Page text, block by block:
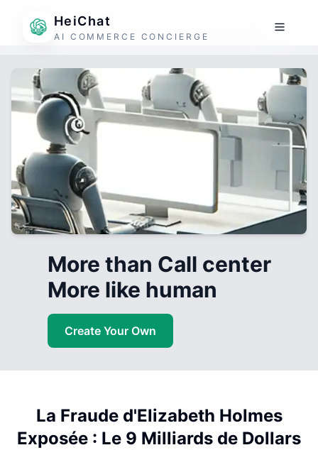
HeiChat
AI COMMERCE CONCIERGE
More than Call center
More like human
Create Your Own
La Fraude d'Elizabeth Holmes
Exposée : Le 9 Milliards de Dollars